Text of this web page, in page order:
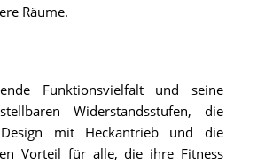
Räume.
Funktionsvielfalt und seine
Widerstandsstufen, die
Design mit Heckantrieb und die
Vorteil für alle, die ihre Fitness